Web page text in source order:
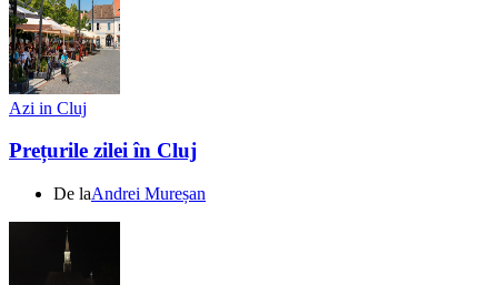
Azi in Cluj
Prețurile zilei în Cluj
De laAndrei Mureșan